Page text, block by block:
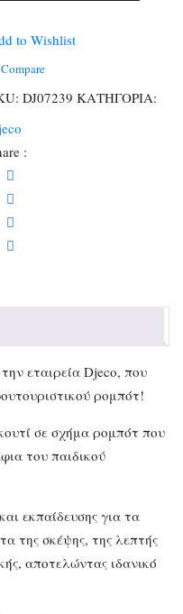
to Wishlist
Compare
DJ07239 ΚΑΤΗΓΟΡΙΑ:
:
εταιρεία Djeco, που
ρομπότ!
σε σχήμα ρομπότ που
του παιδικού
εκπαίδευσης για τα
της σκέψης, της λεπτής
αποτελώντας ιδανικό